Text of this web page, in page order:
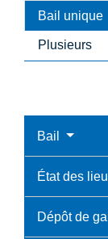
Bail unique
Plusieurs
Bail
État des
Dépôt de